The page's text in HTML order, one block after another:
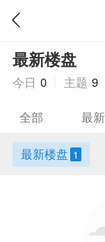
最新楼盘
今日 0 主题 9
全部 最新
最新楼盘 1